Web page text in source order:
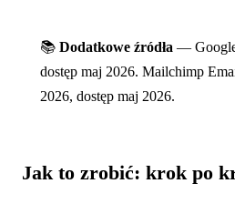
📚 Dodatkowe źródła — Google
dostęp maj 2026. Mailchimp
2026, dostęp maj 2026.
Jak to zrobić: krok po